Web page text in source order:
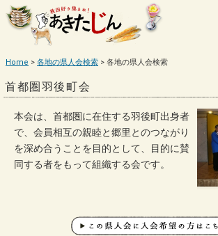
Home 各地の県人会検索 各地の県人会検索
首都圏羽後町会
本会は、首都圏に在住する羽後町出身者
で、会員相互の親睦と郷里とのつながり
を深め合うことを目的として、目的に賛
同する者をもって組織する会です。